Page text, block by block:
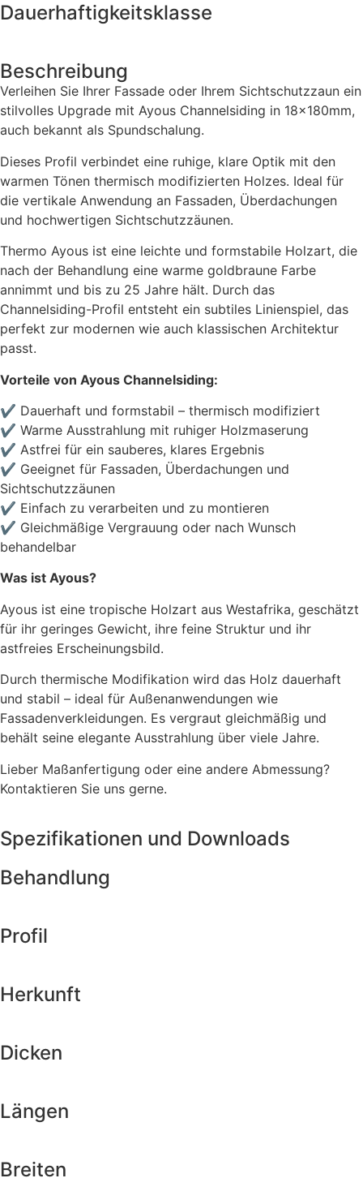
Dauerhaftigkeitsklasse
Beschreibung
Verleihen Sie Ihrer Fassade oder Ihrem Sichtschutzzaun ein
stilvolles Upgrade mit Ayous Channelsiding in 18x180mm,
auch bekannt als Spundschalung.
Dieses Profil verbindet eine ruhige, klare Optik mit den
warmen Tönen thermisch modifizierten Holzes. Ideal für
die vertikale Anwendung an Fassaden, Überdachungen
und hochwertigen Sichtschutzzäunen.
Thermo Ayous ist eine leichte und formstabile Holzart, die
nach der Behandlung eine warme goldbraune Farbe
annimmt und bis zu 25 Jahre hält. Durch das
Channelsiding-Profil entsteht ein subtiles Linienspiel, das
perfekt zur modernen wie auch klassischen Architektur
passt.
Vorteile von Ayous Channelsiding:
✔ Dauerhaft und formstabil – thermisch modifiziert
✔ Warme Ausstrahlung mit ruhiger Holzmaserung
✔ Astfrei für ein sauberes, klares Ergebnis
✔ Geeignet für Fassaden, Überdachungen und
Sichtschutzzäunen
✔ Einfach zu verarbeiten und zu montieren
✔ Gleichmäßige Vergrauung oder nach Wunsch
behandelbar
Was ist Ayous?
Ayous ist eine tropische Holzart aus Westafrika, geschätzt
für ihr geringes Gewicht, ihre feine Struktur und ihr
astfreies Erscheinungsbild.
Durch thermische Modifikation wird das Holz dauerhaft
und stabil – ideal für Außenanwendungen wie
Fassadenverkleidungen. Es vergraut gleichmäßig und
behält seine elegante Ausstrahlung über viele Jahre.
Lieber Maßanfertigung oder eine andere Abmessung?
Kontaktieren Sie uns gerne.
Spezifikationen und Downloads
Behandlung
Profil
Herkunft
Dicken
Längen
Breiten